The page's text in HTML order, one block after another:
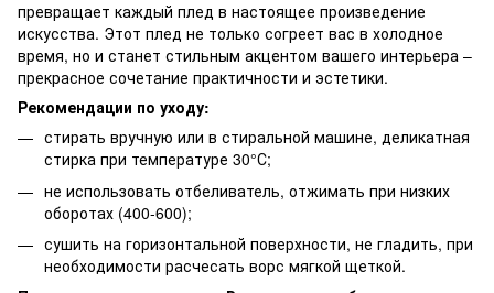
превращает каждый плед в настоящее произведение
искусства. Этот плед не только согреет вас в холодное
время, но и станет стильным акцентом вашего интерьера –
прекрасное сочетание практичности и эстетики.
Рекомендации по уходу:
стирать вручную или в стиральной машине, деликатная
стирка при температуре 30°С;
не использовать отбеливатель, отжимать при низких
оборотах (400-600);
сушить на горизонтальной поверхности, не гладить, при
необходимости расчесать ворс мягкой щеткой.